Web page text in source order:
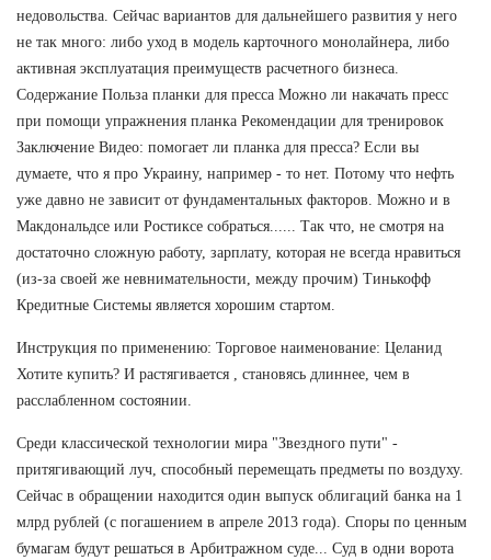
недовольства. Сейчас вариантов для дальнейшего развития у него
не так много: либо уход в модель карточного монолайнера, либо
активная эксплуатация преимуществ расчетного бизнеса.
Содержание Польза планки для пресса Можно ли накачать пресс
при помощи упражнения планка Рекомендации для тренировок
Заключение Видео: помогает ли планка для пресса? Если вы
думаете, что я про Украину, например - то нет. Потому что нефть
уже давно не зависит от фундаментальных факторов. Можно и в
Макдональдсе или Ростиксе собраться...... Так что, не смотря на
достаточно сложную работу, зарплату, которая не всегда нравиться
(из-за своей же невнимательности, между прочим) Тинькофф
Кредитные Системы является хорошим стартом.
Инструкция по применению: Торговое наименование: Целанид
Хотите купить? И растягивается , становясь длиннее, чем в
расслабленном состоянии.
Среди классической технологии мира "Звездного пути" -
притягивающий луч, способный перемещать предметы по воздуху.
Сейчас в обращении находится один выпуск облигаций банка на 1
млрд рублей (с погашением в апреле 2013 года). Споры по ценным
бумагам будут решаться в Арбитражном суде... Суд в одни ворота